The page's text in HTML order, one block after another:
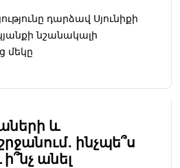
դարձավ Սյունիքի
նշանակալի
մեկը
և
ինչպե՞ս
անել